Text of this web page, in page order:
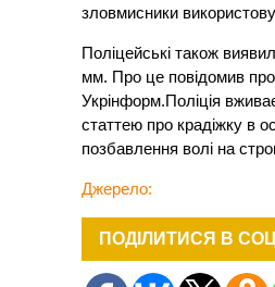
зловмисники
Поліцейські також
мм. Про це повідомив
Укрінформ.Поліція
статтею про крадіжку в
позбавлення волі на
Джерело:
ПОДІЛИТИСЯ В